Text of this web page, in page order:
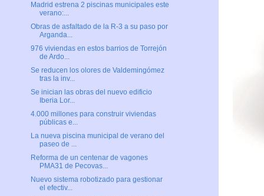
Madrid estrena 2 piscinas municipales este
verano:...
Obras de asfaltado de la R-3 a su paso por
Arganda...
976 viviendas en estos barrios de Torrejón
de Ardo...
Se reducen los olores de Valdemingómez
tras la inv...
Se inician las obras del nuevo edificio
Iberia Lor...
4.000 millones para construir viviendas
públicas e...
La nueva piscina municipal de verano del
paseo de ...
Reforma de un centenar de vagones
PMA31 de Pecovas...
Nuevo sistema robotizado para gestionar
el efectiv...